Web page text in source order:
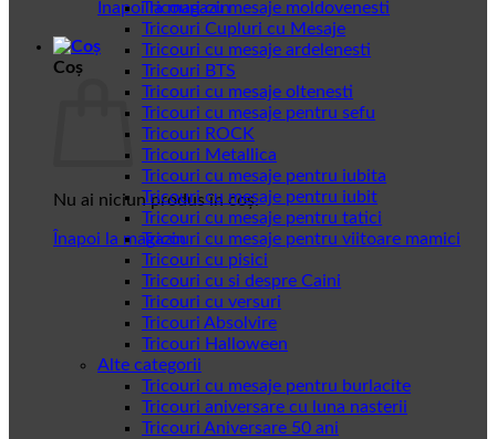
Înapoi la magazin
Coș
Nu ai niciun produs în coș.
Înapoi la magazin
Tricouri cu mesaje moldovenesti
Tricouri Cupluri cu Mesaje
Tricouri cu mesaje ardelenesti
Tricouri BTS
Tricouri cu mesaje oltenesti
Tricouri cu mesaje pentru sefu
Tricouri ROCK
Tricouri Metallica
Tricouri cu mesaje pentru iubita
Tricouri cu mesaje pentru iubit
Tricouri cu mesaje pentru tatici
Tricouri cu mesaje pentru viitoare mamici
Tricouri cu pisici
Tricouri cu si despre Caini
Tricouri cu versuri
Tricouri Absolvire
Tricouri Halloween
Alte categorii
Tricouri cu mesaje pentru burlacite
Tricouri aniversare cu luna nasterii
Tricouri Aniversare 50 ani